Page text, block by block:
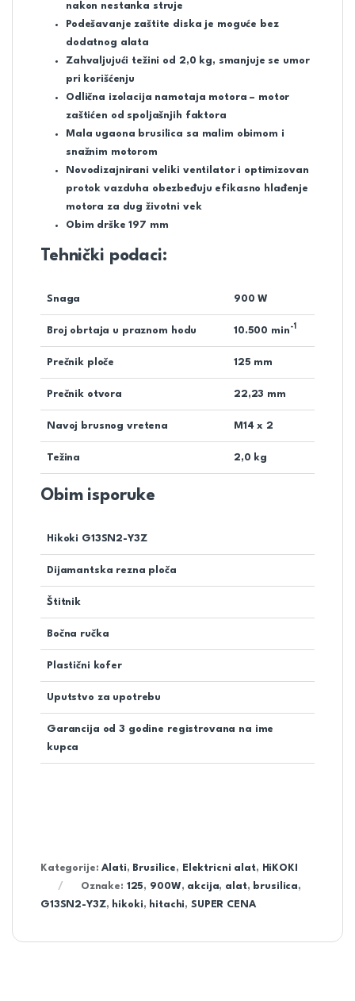
nakon nestanka struje
Podešavanje zaštite diska je moguće bez
dodatnog alata
Zahvaljujući težini od 2,0 kg, smanjuje se umor
pri korišćenju
Odlična izolacija namotaja motora – motor
zaštićen od spoljašnjih faktora
Mala ugaona brusilica sa malim obimom i
snažnim motorom
Novodizajnirani veliki ventilator i optimizovan
protok vazduha obezbeđuju efikasno hlađenje
motora za dug životni vek
Obim drške 197 mm
Tehnički podaci:
Snaga 900 W
Broj obrtaja u praznom hodu 10.500 min -1
Prečnik ploče 125 mm
Prečnik otvora 22,23 mm
Navoj brusnog vretena M14 x 2
Težina 2,0 kg
Obim isporuke
Hikoki G13SN2-Y3Z
Dijamantska rezna ploča
Štitnik
Bočna ručka
Plastični kofer
Uputstvo za upotrebu
Garancija od 3 godine registrovana na ime
kupca
Kategorije:Alati, Brusilice, Elektricni alat,
HiKOKI
Oznake: 125, 900W, akcija, alat, brusilica,
G13SN2-Y3Z, hikoki, hitachi,SUPER CENA